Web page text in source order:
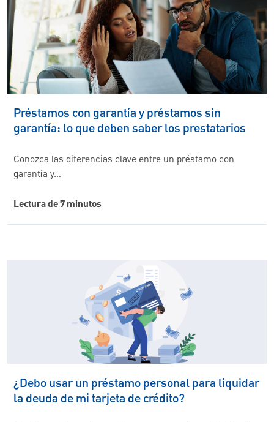
Préstamos con garantía y préstamos sin
garantía: lo que deben saber los prestatarios
Conozca las diferencias clave entre un préstamo con
garantía y…
Lectura de 7 minutos
¿Debo usar un préstamo personal para liquidar
la deuda de mi tarjeta de crédito?